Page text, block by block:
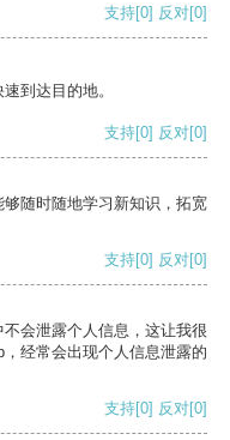
支持[0] 反对[0]
到达目的地。
支持[0] 反对[0]
随时随地学习新知识，拓宽
支持[0] 反对[0]
会泄露个人信息，这让我很
经常会出现个人信息泄露的
支持[0] 反对[0]